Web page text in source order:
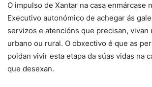
O impulso de Xantar na casa enmárcase
Executivo autonómico de achegar ás
servizos e atencións que precisan, vivan
urbano ou rural. O obxectivo é que as
poidan vivir esta etapa da súas vidas na
que desexan.